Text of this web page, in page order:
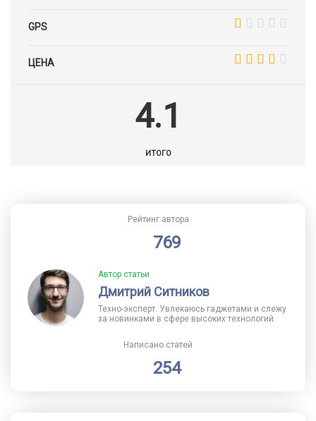
GPS
ЦЕНА
4.1
ИТОГО
Рейтинг автора
769
Автор статьи
Дмитрий Ситников
Техно-эксперт. Увлекаюсь гаджетами и слежу
за новинками в сфере высоких технологий.
Написано статей
254